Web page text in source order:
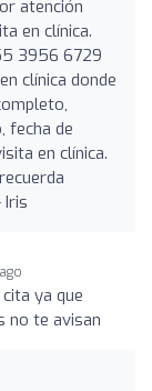
atención
en clínica.
3956 6729
clínica donde
fecha de
en clínica.
Iris
ya que
no te avisan